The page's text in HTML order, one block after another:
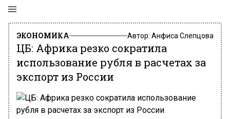
ЭКОНОМИКА Автор: Анфиса Слепцова
ЦБ: Африка резко сократила
использование рубля в расчетах за
экспорт из России